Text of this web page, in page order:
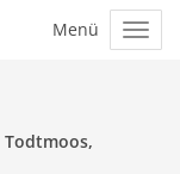
Todtmoos,